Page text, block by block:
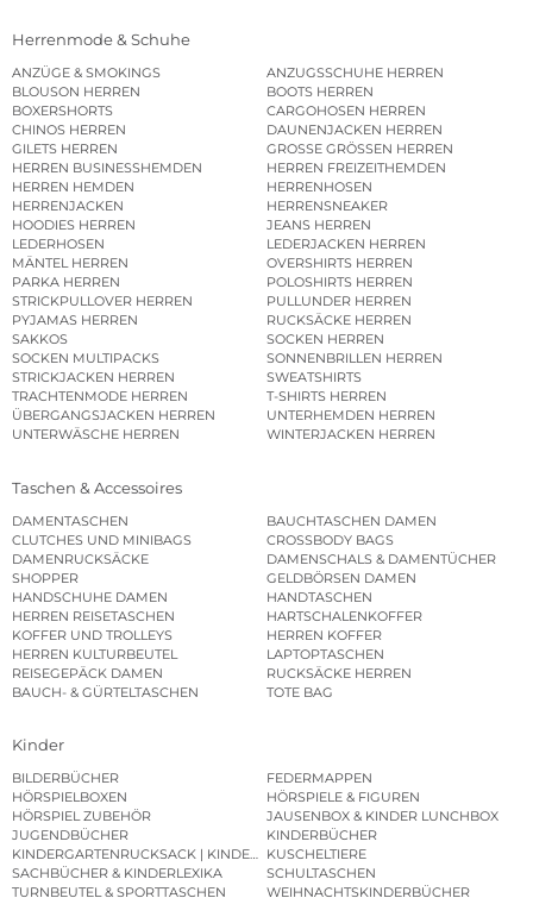
Herrenmode & Schuhe
ANZÜGE & SMOKINGS
ANZUGSSCHUHE HERREN
BLOUSON HERREN
BOOTS HERREN
BOXERSHORTS
CARGOHOSEN HERREN
CHINOS HERREN
DAUNENJACKEN HERREN
GILETS HERREN
GROSSE GRÖSSEN HERREN
HERREN BUSINESSHEMDEN
HERREN FREIZEITHEMDEN
HERREN HEMDEN
HERRENHOSEN
HERRENJACKEN
HERRENSNEAKER
HOODIES HERREN
JEANS HERREN
LEDERHOSEN
LEDERJACKEN HERREN
MÄNTEL HERREN
OVERSHIRTS HERREN
PARKA HERREN
POLOSHIRTS HERREN
STRICKPULLOVER HERREN
PULLUNDER HERREN
PYJAMAS HERREN
RUCKSÄCKE HERREN
SAKKOS
SOCKEN HERREN
SOCKEN MULTIPACKS
SONNENBRILLEN HERREN
STRICKJACKEN HERREN
SWEATSHIRTS
TRACHTENMODE HERREN
T-SHIRTS HERREN
ÜBERGANGSJACKEN HERREN
UNTERHEMDEN HERREN
UNTERWÄSCHE HERREN
WINTERJACKEN HERREN
Taschen & Accessoires
DAMENTASCHEN
BAUCHTASCHEN DAMEN
CLUTCHES UND MINIBAGS
CROSSBODY BAGS
DAMENRUCKSÄCKE
DAMENSCHALS & DAMENTÜCHER
SHOPPER
GELDBÖRSEN DAMEN
HANDSCHUHE DAMEN
HANDTASCHEN
HERREN REISETASCHEN
HARTSCHALENKOFFER
KOFFER UND TROLLEYS
HERREN KOFFER
HERREN KULTURBEUTEL
LAPTOPTASCHEN
REISEGEPÄCK DAMEN
RUCKSÄCKE HERREN
BAUCH- & GÜRTELTASCHEN
TOTE BAG
Kinder
BILDERBÜCHER
FEDERMAPPEN
HÖRSPIELBOXEN
HÖRSPIELE & FIGUREN
HÖRSPIEL ZUBEHÖR
JAUSENBOX & KINDER LUNCHBOX
JUGENDBÜCHER
KINDERBÜCHER
KINDERGARTENRUCKSACK | KINDERGARTENBEUTEL
KUSCHELTIERE
SACHBÜCHER & KINDERLEXIKA
SCHULTASCHEN
TURNBEUTEL & SPORTTASCHEN
WEIHNACHTSKINDERBÜCHER